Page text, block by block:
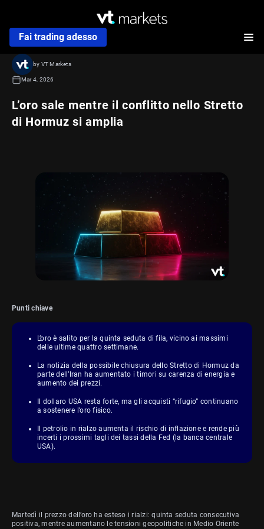
Fai trading adesso
L’oro sale mentre il conflitto nello Stretto
di Hormuz si amplia
by VT Markets
Mar 4, 2026
Punti chiave
L’oro è salito per la quinta seduta di fila, vicino ai massimi
delle ultime quattro settimane.
La notizia della possibile chiusura dello Stretto di Hormuz da
parte dell’Iran ha aumentato i timori su carenza di energia e
aumento dei prezzi.
Il dollaro USA resta forte, ma gli acquisti “rifugio” continuano
a sostenere l’oro fisico.
Il petrolio in rialzo aumenta il rischio di inflazione e rende più
incerti i prossimi tagli dei tassi della Fed (la banca centrale
USA).
Martedì il prezzo dell’oro ha esteso i rialzi: quinta seduta consecutiva
positiva, mentre aumentano le tensioni geopolitiche in Medio Oriente